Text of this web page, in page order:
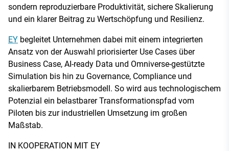
sondern reproduzierbare Produktivität, sichere Skalierung
und ein klarer Beitrag zu Wertschöpfung und Resilienz.
EY begleitet Unternehmen dabei mit einem integrierten
Ansatz von der Auswahl priorisierter Use Cases über
Business Case, AI-ready Data und Omniverse-gestützte
Simulation bis hin zu Governance, Compliance und
skalierbarem Betriebsmodell. So wird aus technologischem
Potenzial ein belastbarer Transformationspfad vom
Piloten bis zur industriellen Umsetzung im großen
Maßstab.
IN KOOPERATION MIT EY